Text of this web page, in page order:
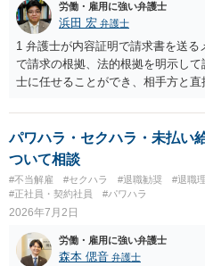
労働・雇用に強い弁護士
浜田 宏 弁護士
1 弁護士が内容証明で請求書を送
で請求の根拠、法的根拠を明示し
士に任せることができ、相手方と
請求は可能ですが、相手が任意に
民事訴訟に証拠の制限はありませ
の観点から、裁判の証拠にする場
る場合があります。)。 ３ 会社が
したかわかりませんが、会社がセク
て、裁判所も認定しないとは限りま
しないようにして下さい。そういう
損にはなりません。反訴は貴女が加
パワハラ・セクハラ・未払い
ついて相談
#不当解雇 #セクハラ #退職勧奨
#退職
#正社員・契約社員
#パワハラ
2026年7月2日
労働・雇用に強い弁護士
森本 偲音 弁護士